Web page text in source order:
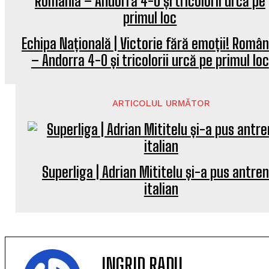
Echipa Națională | Victorie fără emoții!
– Andorra 4-0 și tricolorii urcă pe primul loc
ARTICOLUL URMĂTOR
Superliga | Adrian Mititelu și-a pus
italian
INGRID RADU